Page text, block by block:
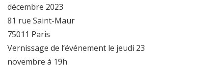
décembre 2023
81 rue Saint-Maur
75011 Paris
Vernissage de l’événement le jeudi 23
novembre à 19h